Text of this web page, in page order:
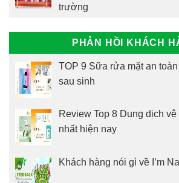
trường
PHẢN HỒI KHÁCH
TOP 9 Sữa rửa mặt an
sau sinh
Review Top 8 Dung dịch
nhất hiện nay
Khách hàng nói gì về I’m